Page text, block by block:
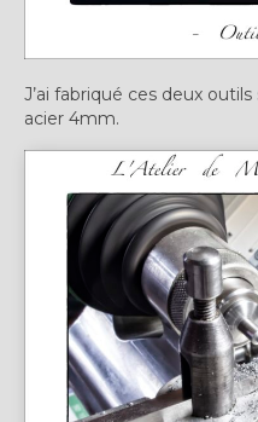
Témoignages
A Propos
J’ai fabriqué ces deux
acier 4mm.